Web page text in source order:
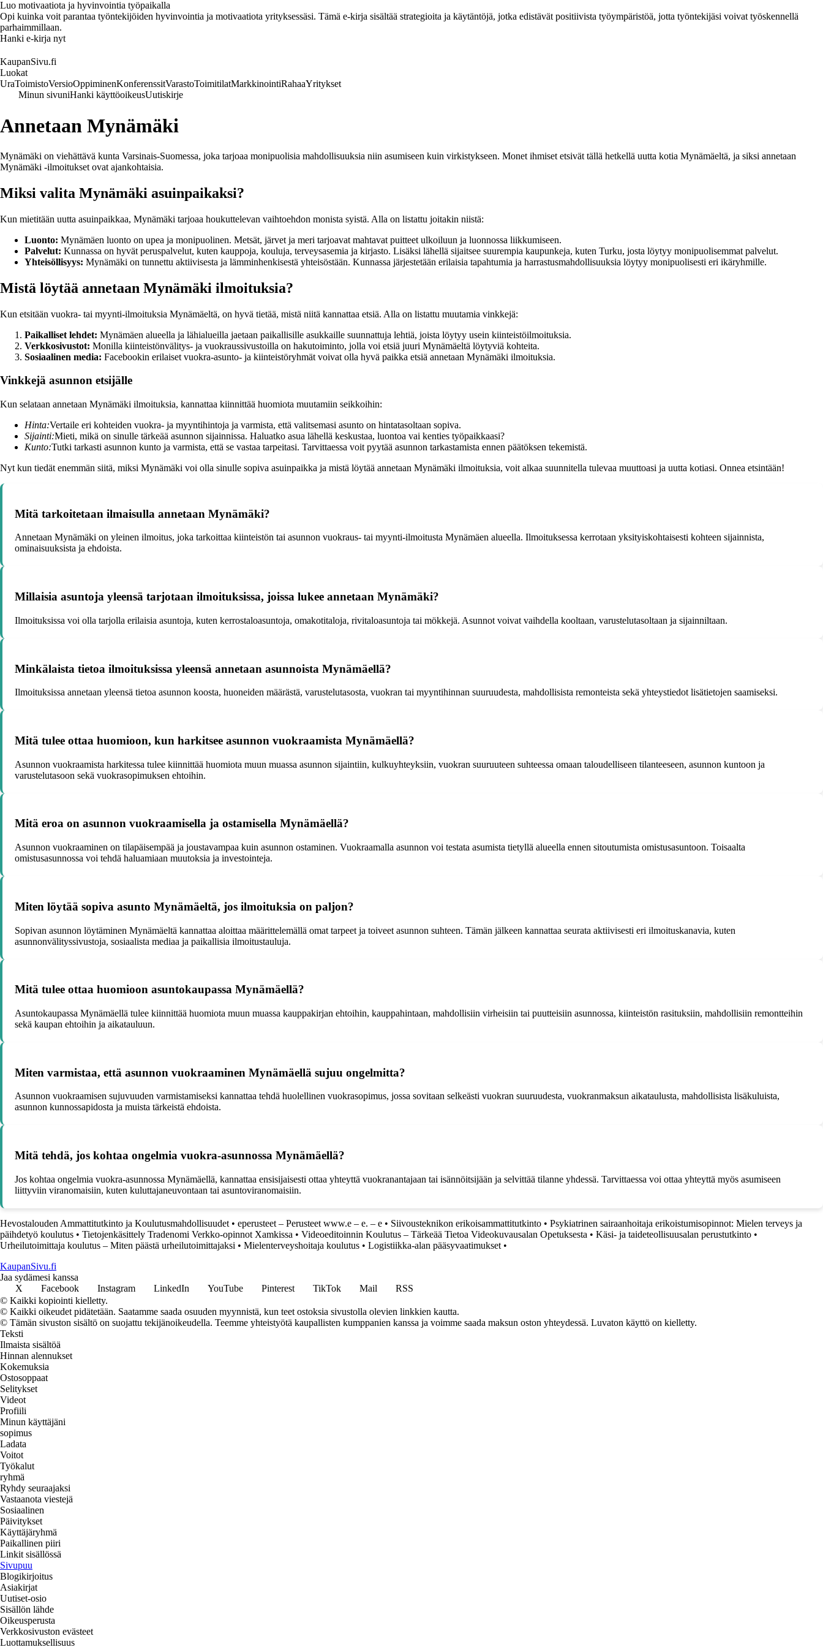
Luo motivaatiota ja hyvinvointia työpaikalla
Opi kuinka voit parantaa työntekijöiden hyvinvointia ja motivaatiota yrityksessäsi. Tämä e-kirja sisältää strategioita ja käytäntöjä, jotka edistävät positiivista työympäristöä, jotta työntekijäsi voivat työskennellä
parhaimmillaan.
Hanki e-kirja nyt
KaupanSivu.fi
Luokat
UraToimistoVersioOppiminenKonferenssitVarastoToimitilatMarkkinointiRahaaYritykset
Minun sivuniHanki käyttöoikeusUutiskirje
Annetaan Mynämäki
Mynämäki on viehättävä kunta Varsinais-Suomessa, joka tarjoaa monipuolisia mahdollisuuksia niin asumiseen kuin virkistykseen. Monet ihmiset etsivät tällä hetkellä uutta kotia Mynämäeltä, ja siksi annetaan
Mynämäki -ilmoitukset ovat ajankohtaisia.
Miksi valita Mynämäki asuinpaikaksi?
Kun mietitään uutta asuinpaikkaa, Mynämäki tarjoaa houkuttelevan vaihtoehdon monista syistä. Alla on listattu joitakin niistä:
Luonto: Mynämäen luonto on upea ja monipuolinen. Metsät, järvet ja meri tarjoavat mahtavat puitteet ulkoiluun ja luonnossa liikkumiseen.
Palvelut: Kunnassa on hyvät peruspalvelut, kuten kauppoja, kouluja, terveysasemia ja kirjasto. Lisäksi lähellä sijaitsee suurempia kaupunkeja, kuten Turku, josta löytyy monipuolisemmat palvelut.
Yhteisöllisyys: Mynämäki on tunnettu aktiivisesta ja lämminhenkisestä yhteisöstään. Kunnassa järjestetään erilaisia tapahtumia ja harrastusmahdollisuuksia löytyy monipuolisesti eri ikäryhmille.
Mistä löytää annetaan Mynämäki ilmoituksia?
Kun etsitään vuokra- tai myynti-ilmoituksia Mynämäeltä, on hyvä tietää, mistä niitä kannattaa etsiä. Alla on listattu muutamia vinkkejä:
Paikalliset lehdet: Mynämäen alueella ja lähialueilla jaetaan paikallisille asukkaille suunnattuja lehtiä, joista löytyy usein kiinteistöilmoituksia.
Verkkosivustot: Monilla kiinteistönvälitys- ja vuokraussivustoilla on hakutoiminto, jolla voi etsiä juuri Mynämäeltä löytyviä kohteita.
Sosiaalinen media: Facebookin erilaiset vuokra-asunto- ja kiinteistöryhmät voivat olla hyvä paikka etsiä annetaan Mynämäki ilmoituksia.
Vinkkejä asunnon etsijälle
Kun selataan annetaan Mynämäki ilmoituksia, kannattaa kiinnittää huomiota muutamiin seikkoihin:
Hinta:Vertaile eri kohteiden vuokra- ja myyntihintoja ja varmista, että valitsemasi asunto on hintatasoltaan sopiva.
Sijainti:Mieti, mikä on sinulle tärkeää asunnon sijainnissa. Haluatko asua lähellä keskustaa, luontoa vai kenties työpaikkaasi?
Kunto:Tutki tarkasti asunnon kunto ja varmista, että se vastaa tarpeitasi. Tarvittaessa voit pyytää asunnon tarkastamista ennen päätöksen tekemistä.
Nyt kun tiedät enemmän siitä, miksi Mynämäki voi olla sinulle sopiva asuinpaikka ja mistä löytää annetaan Mynämäki ilmoituksia, voit alkaa suunnitella tulevaa muuttoasi ja uutta kotiasi. Onnea etsintään!
Mitä tarkoitetaan ilmaisulla annetaan Mynämäki?
Annetaan Mynämäki on yleinen ilmoitus, joka tarkoittaa kiinteistön tai asunnon vuokraus- tai myynti-ilmoitusta Mynämäen alueella. Ilmoituksessa kerrotaan yksityiskohtaisesti kohteen sijainnista,
ominaisuuksista ja ehdoista.
Millaisia asuntoja yleensä tarjotaan ilmoituksissa, joissa lukee annetaan Mynämäki?
Ilmoituksissa voi olla tarjolla erilaisia asuntoja, kuten kerrostaloasuntoja, omakotitaloja, rivitaloasuntoja tai mökkejä. Asunnot voivat vaihdella kooltaan, varustelutasoltaan ja sijainniltaan.
Minkälaista tietoa ilmoituksissa yleensä annetaan asunnoista Mynämäellä?
Ilmoituksissa annetaan yleensä tietoa asunnon koosta, huoneiden määrästä, varustelutasosta, vuokran tai myyntihinnan suuruudesta, mahdollisista remonteista sekä yhteystiedot lisätietojen saamiseksi.
Mitä tulee ottaa huomioon, kun harkitsee asunnon vuokraamista Mynämäellä?
Asunnon vuokraamista harkitessa tulee kiinnittää huomiota muun muassa asunnon sijaintiin, kulkuyhteyksiin, vuokran suuruuteen suhteessa omaan taloudelliseen tilanteeseen, asunnon kuntoon ja
varustelutasoon sekä vuokrasopimuksen ehtoihin.
Mitä eroa on asunnon vuokraamisella ja ostamisella Mynämäellä?
Asunnon vuokraaminen on tilapäisempää ja joustavampaa kuin asunnon ostaminen. Vuokraamalla asunnon voi testata asumista tietyllä alueella ennen sitoutumista omistusasuntoon. Toisaalta
omistusasunnossa voi tehdä haluamiaan muutoksia ja investointeja.
Miten löytää sopiva asunto Mynämäeltä, jos ilmoituksia on paljon?
Sopivan asunnon löytäminen Mynämäeltä kannattaa aloittaa määrittelemällä omat tarpeet ja toiveet asunnon suhteen. Tämän jälkeen kannattaa seurata aktiivisesti eri ilmoituskanavia, kuten
asunnonvälityssivustoja, sosiaalista mediaa ja paikallisia ilmoitustauluja.
Mitä tulee ottaa huomioon asuntokaupassa Mynämäellä?
Asuntokaupassa Mynämäellä tulee kiinnittää huomiota muun muassa kauppakirjan ehtoihin, kauppahintaan, mahdollisiin virheisiin tai puutteisiin asunnossa, kiinteistön rasituksiin, mahdollisiin remontteihin
sekä kaupan ehtoihin ja aikatauluun.
Miten varmistaa, että asunnon vuokraaminen Mynämäellä sujuu ongelmitta?
Asunnon vuokraamisen sujuvuuden varmistamiseksi kannattaa tehdä huolellinen vuokrasopimus, jossa sovitaan selkeästi vuokran suuruudesta, vuokranmaksun aikataulusta, mahdollisista lisäkuluista,
asunnon kunnossapidosta ja muista tärkeistä ehdoista.
Mitä tehdä, jos kohtaa ongelmia vuokra-asunnossa Mynämäellä?
Jos kohtaa ongelmia vuokra-asunnossa Mynämäellä, kannattaa ensisijaisesti ottaa yhteyttä vuokranantajaan tai isännöitsijään ja selvittää tilanne yhdessä. Tarvittaessa voi ottaa yhteyttä myös asumiseen
liittyviin viranomaisiin, kuten kuluttajaneuvontaan tai asuntoviranomaisiin.
Hevostalouden Ammattitutkinto ja Koulutusmahdollisuudet • eperusteet – Perusteet www.e – e. – e • Siivousteknikon erikoisammattitutkinto • Psykiatrinen sairaanhoitaja erikoistumisopinnot: Mielen terveys ja
päihdetyö koulutus • Tietojenkäsittely Tradenomi Verkko-opinnot Xamkissa • Videoeditoinnin Koulutus – Tärkeää Tietoa Videokuvausalan Opetuksesta • Käsi- ja taideteollisuusalan perustutkinto •
Urheilutoimittaja koulutus – Miten päästä urheilutoimittajaksi • Mielenterveyshoitaja koulutus • Logistiikka-alan pääsyvaatimukset •
KaupanSivu.fi
Jaa sydämesi kanssa
X
Facebook Instagram LinkedIn YouTube Pinterest TikTok Mail
RSS
© Kaikki kopiointi kielletty.
© Kaikki oikeudet pidätetään. Saatamme saada osuuden myynnistä, kun teet ostoksia sivustolla olevien linkkien kautta.
© Tämän sivuston sisältö on suojattu tekijänoikeudella. Teemme yhteistyötä kaupallisten kumppanien kanssa ja voimme saada maksun oston yhteydessä. Luvaton käyttö on kielletty.
Teksti
Ilmaista sisältöä
Hinnan alennukset
Kokemuksia
Ostosoppaat
Selitykset
Videot
Profiili
Minun käyttäjäni
sopimus
Ladata
Voitot
Työkalut
ryhmä
Ryhdy seuraajaksi
Vastaanota viestejä
Sosiaalinen
Päivitykset
Käyttäjäryhmä
Paikallinen piiri
Linkit sisällössä
Sivupuu
Blogikirjoitus
Asiakirjat
Uutiset-osio
Sisällön lähde
Oikeusperusta
Verkkosivuston evästeet
Luottamuksellisuus